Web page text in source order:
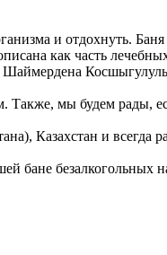
и отдохнуть.
как часть
Шаймердена
мы будем рады,
Казахстан и всегда
безалкогольных